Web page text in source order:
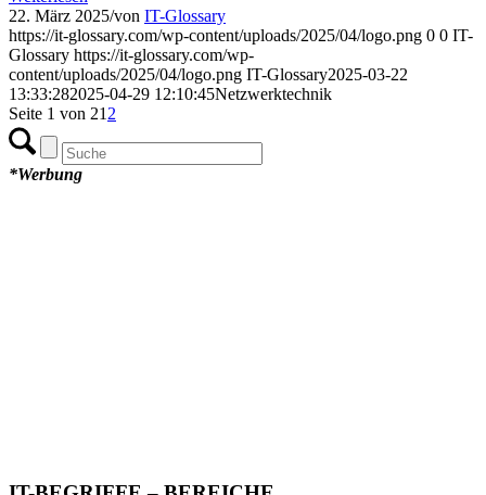
22. März 2025/von IT-Glossary
https://it-glossary.com/wp-content/uploads/2025/04/logo.png 0 0 IT-
Glossary https://it-glossary.com/wp-
content/uploads/2025/04/logo.png IT-Glossary2025-03-22
13:33:282025-04-29 12:10:45Netzwerktechnik
Seite 1 von 21 2
*Werbung